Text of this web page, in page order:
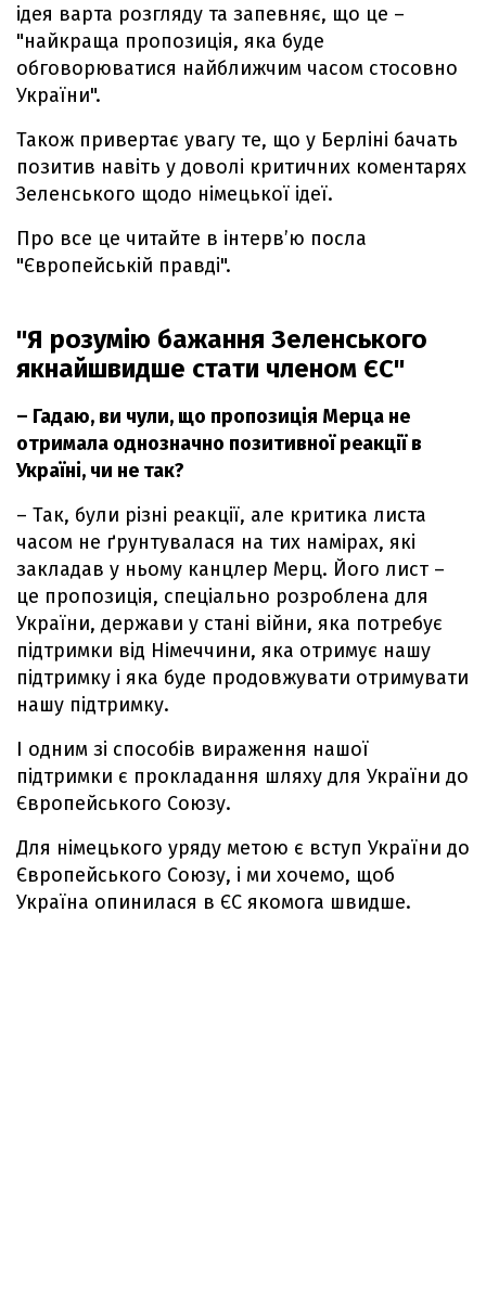
ідея варта розгляду та запевняє, що це –
"найкраща пропозиція, яка буде
обговорюватися найближчим часом стосовно
України".
Також привертає увагу те, що у Берліні бачать
позитив навіть у доволі критичних коментарях
Зеленського щодо німецької ідеї.
Про все це читайте в інтерв’ю посла
"Європейській правді".
"Я розумію бажання Зеленського
якнайшвидше стати членом ЄС"
– Гадаю, ви чули, що пропозиція Мерца не
отримала однозначно позитивної реакції в
Україні, чи не так?
– Так, були різні реакції, але критика листа
часом не ґрунтувалася на тих намірах, які
закладав у ньому канцлер Мерц. Його лист –
це пропозиція, спеціально розроблена для
України, держави у стані війни, яка потребує
підтримки від Німеччини, яка отримує нашу
підтримку і яка буде продовжувати отримувати
нашу підтримку.
І одним зі способів вираження нашої
підтримки є прокладання шляху для України до
Європейського Союзу.
Для німецького уряду метою є вступ України до
Європейського Союзу, і ми хочемо, щоб
Україна опинилася в ЄС якомога швидше.